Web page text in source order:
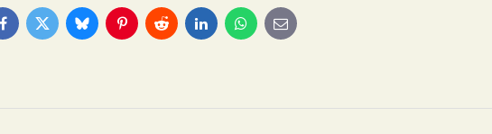
FacebookTwitterBlueskyPinterestRedditLinkedInWhatsApp
E-
mail